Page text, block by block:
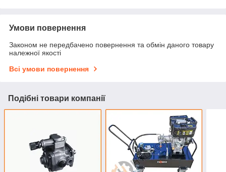
Умови повернення
Законом не передбачено повернення та обмін даного товару
належної якості
Всі умови повернення
Подібні товари компанії